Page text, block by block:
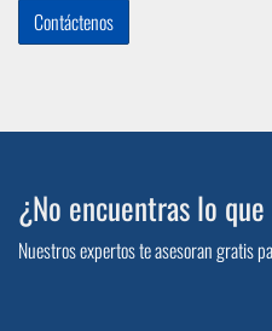
Contáctenos
¿No encuentras lo
Nuestros expertos te asesoran gratis